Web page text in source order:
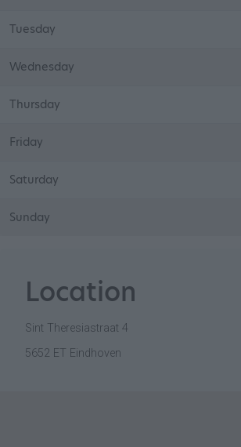
Tuesday
Wednesday
Thursday
Friday
Saturday
Sunday
Location
Sint Theresiastraat 4
5652 ET Eindhoven